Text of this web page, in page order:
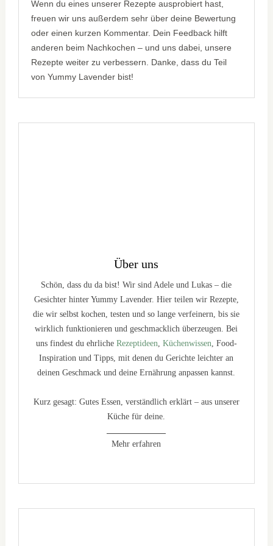
Wenn du eines unserer Rezepte ausprobiert hast,
freuen wir uns außerdem sehr über deine Bewertung
oder einen kurzen Kommentar. Dein Feedback hilft
anderen beim Nachkochen – und uns dabei, unsere
Rezepte weiter zu verbessern. Danke, dass du Teil
von Yummy Lavender bist!
Über uns
Schön, dass du da bist! Wir sind Adele und Lukas – die
Gesichter hinter Yummy Lavender. Hier teilen wir Rezepte,
die wir selbst kochen, testen und so lange verfeinern, bis sie
wirklich funktionieren und geschmacklich überzeugen. Bei
uns findest du ehrliche Rezeptideen Küchenwissen , Food-
Inspiration und Tipps, mit denen du Gerichte leichter an
deinen Geschmack und deine Ernährung anpassen kannst.
Kurz gesagt: Gutes Essen, verständlich erklärt – aus unserer
Küche für deine.
Mehr erfahren